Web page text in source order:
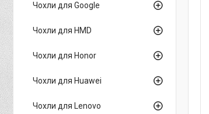
Чохли для Google
Чохли для HMD
Чохли для Honor
Чохли для Huawei
Чохли для Lenovo